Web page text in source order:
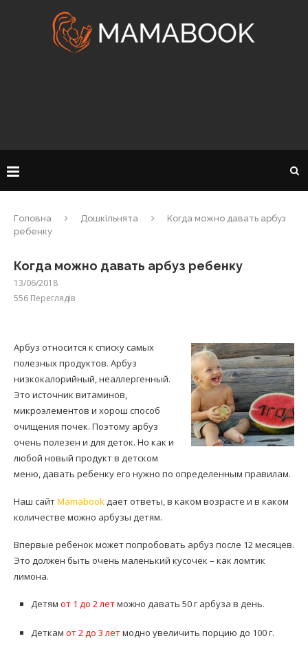
Головна Дошкільнята
Когда можно давать арбуз
ребенку
Когда можно давать арбуз ребенку
13/06/2018
556 Переглядів
Арбуз относится к списку самых
полезных продуктов. Арбуз
низкокалорийный, неаллергенный.
Это источник витаминов,
микроэлементов и хорош способ
очищения почек. Поэтому арбуз
очень полезен и для деток. Но как и
любой новый продукт в детском
меню, давать ребенку его нужно по определенным правилам.
Наш сайтMamabookдает ответы, в каком возрасте и в каком
количестве можно арбузы детям.
Впервые ребенок может попробовать арбуз после 12 месяцев.
Это должен быть очень маленький кусочек – как ломтик
лимона.
Детям от 1 до 2 летможно давать 50 г арбуза в день.
Деткам от 2 до 3 летмодно увеличить порцию до 100 г.